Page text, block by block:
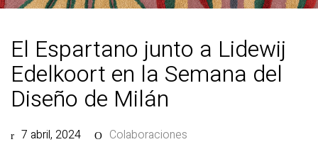
El Espartano junto a Lidewij
Edelkoort en la Semana del
Diseño de Milán
7 abril, 2024 Colaboraciones